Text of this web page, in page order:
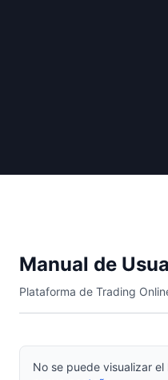
Manual de
Plataforma de Trading
No se puede visualizar el